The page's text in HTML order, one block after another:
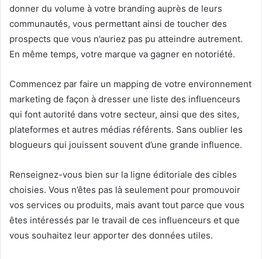
donner du volume à votre branding auprès de leurs
communautés, vous permettant ainsi de toucher des
prospects que vous n’auriez pas pu atteindre autrement.
En même temps, votre marque va gagner en notoriété.
Commencez par faire un mapping de votre environnement
marketing de façon à dresser une liste des influenceurs
qui font autorité dans votre secteur, ainsi que des sites,
plateformes et autres médias référents. Sans oublier les
blogueurs qui jouissent souvent d’une grande influence.
Renseignez-vous bien sur la ligne éditoriale des cibles
choisies. Vous n’êtes pas là seulement pour promouvoir
vos services ou produits, mais avant tout parce que vous
êtes intéressés par le travail de ces influenceurs et que
vous souhaitez leur apporter des données utiles.